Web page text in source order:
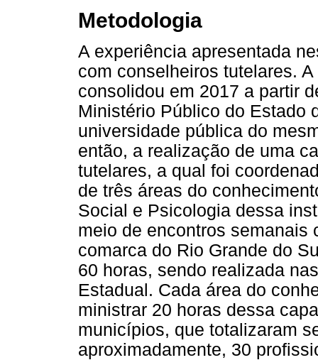
Metodologia
A experiência apresentada
com conselheiros tutelares.
consolidou em 2017 a partir
Ministério Público do Estado
universidade pública do
então, a realização de uma
tutelares, a qual foi
de três áreas do
Social e Psicologia dessa
meio de encontros semanais
comarca do Rio Grande do
60 horas, sendo realizada
Estadual. Cada área do
ministrar 20 horas dessa
municípios, que totalizaram
aproximadamente, 30